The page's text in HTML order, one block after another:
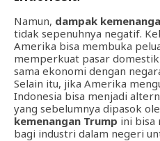
Namun, dampak
tidak sepenuhnya negatif.
Amerika bisa membuka
memperkuat pasar
sama ekonomi dengan
Selain itu, jika Amerika
Indonesia bisa menjadi
yang sebelumnya dipasok
kemenangan Trump ini bisa
bagi industri dalam negeri